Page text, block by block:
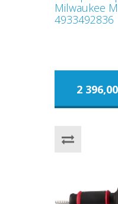
Milwaukee
4933492836
2